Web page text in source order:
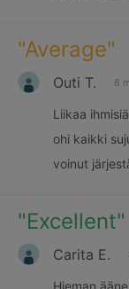
"Average"
Outi T. 8
Liikaa
ohi kaikki
voinut
"Excellent"
Carita E.
Hieman